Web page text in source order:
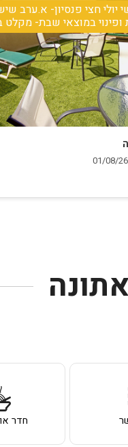
יולי חצי פנסיון- א.ערב
במוצאי שבת- מקלט
חדר